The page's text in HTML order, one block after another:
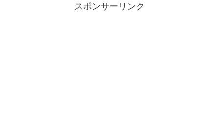
スポンサーリンク